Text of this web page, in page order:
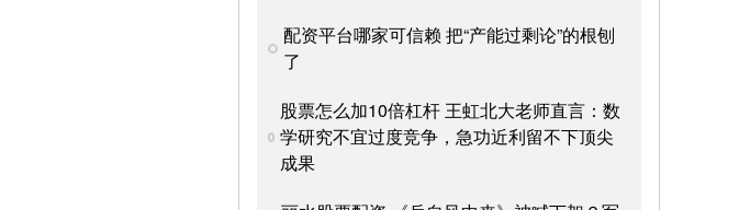
配资平台哪家可信赖 把“产能过剩论”的根刨
了
股票怎么加10倍杠杆 王虹北大老师直言：数
学研究不宜过度竞争，急功近利留不下顶尖
成果